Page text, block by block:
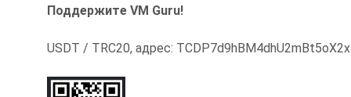
Поддержите VM Guru!
USDT / TRC20, адрес: